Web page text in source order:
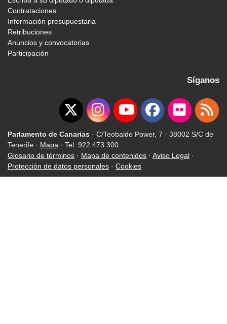
Contrataciones
Información presupuestaria
Retribuciones
Anuncios y convocatorias
Participación
Síganos
Parlamento de Canarias · C/Teobaldo Power, 7 · 38002 S/C de
Tenerife · Mapa · Tel: 922 473 300
Glosario de términos · Mapa de contenidos · Aviso Legal ·
Protección de datos personales · Cookies